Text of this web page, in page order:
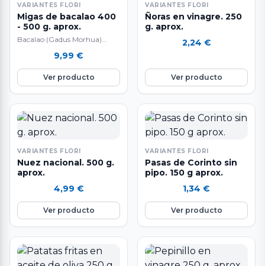
VARIANTES FLORI
Migas de bacalao 400
- 500 g. aprox.
Bacalao (Gadus Morhua)
con Sedales y Anzuelo muy
selecto sin piel ni…
9,99 €
Ver producto
VARIANTES FLORI
Ñoras en vinagre. 250
g. aprox.
2,24 €
Ver producto
VARIANTES FLORI
Nuez nacional. 500 g.
aprox.
4,99 €
Ver producto
VARIANTES FLORI
Pasas de Corinto sin
pipo. 150 g aprox.
1,34 €
Ver producto